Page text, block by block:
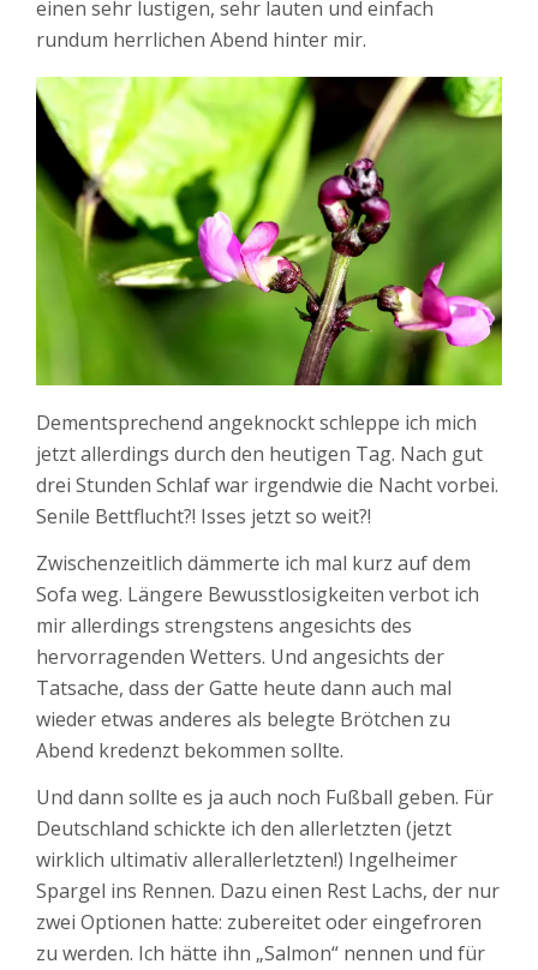
einen sehr lustigen, sehr lauten und einfach
rundum herrlichen Abend hinter mir.
Dementsprechend angeknockt schleppe ich mich
jetzt allerdings durch den heutigen Tag. Nach gut
drei Stunden Schlaf war irgendwie die Nacht vorbei.
Senile Bettflucht?! Isses jetzt so weit?!
Zwischenzeitlich dämmerte ich mal kurz auf dem
Sofa weg. Längere Bewusstlosigkeiten verbot ich
mir allerdings strengstens angesichts des
hervorragenden Wetters. Und angesichts der
Tatsache, dass der Gatte heute dann auch mal
wieder etwas anderes als belegte Brötchen zu
Abend kredenzt bekommen sollte.
Und dann sollte es ja auch noch Fußball geben. Für
Deutschland schickte ich den allerletzten (jetzt
wirklich ultimativ allerallerletzten!) Ingelheimer
Spargel ins Rennen. Dazu einen Rest Lachs, der nur
zwei Optionen hatte: zubereitet oder eingefroren
zu werden. Ich hätte ihn „Salmon“ nennen und für